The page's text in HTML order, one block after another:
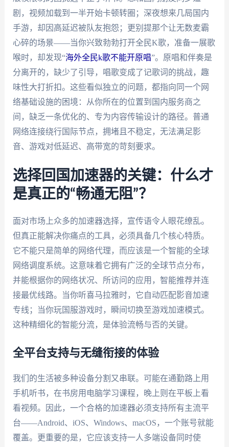
剧，视频加载到一半开始卡顿转圈；深夜想来几局国内
手游，却因高延迟被队友抱怨；更别提那个让无数麦霸
心碎的场景——当你兴致勃勃打开全民K歌，准备一展歌
喉时，却发现“海外全民k歌不能开原唱”。原唱和伴奏是
分离开的，缺少了引导，唱歌变成了记歌词的挑战，趣
味性大打折扣。这些看似独立的问题，都指向同一个网
络基础设施的困境：从你所在的位置到国内服务商之
间，缺乏一条优化的、专为内容传输设计的路径。普通
网络连接绕行国际节点，拥堵且不稳定，无法满足影
音、游戏对低延迟、高带宽的苛刻要求。
选择回国加速器的关键：什么才
是真正的“畅通无阻”？
面对市场上众多的加速器选择，宣传语令人眼花缭乱。
但真正能解决你痛点的工具，必须具备几个核心特质。
它不能只是简单的网络代理，而应该是一个智能的全球
网络调度系统。这意味着它拥有广泛的全球节点分布，
并能根据你的网络状况、所访问的应用，智能推荐并连
接最优线路。当你听喜马拉雅时，它自动匹配影音加速
专线；当你玩国服游戏时，瞬间切换至游戏加速模式。
这种精细化的智能分流，是体验流畅与否的关键。
全平台支持与无缝衔接的体验
我们的生活被多种设备分割又串联。可能在通勤路上用
手机听书，在书房用电脑学习课程，晚上则在平板上看
看视频。因此，一个合格的加速器必须支持所有主流平
台——Android、iOS、Windows、macOS，一个账号就能
覆盖。更重要的是，它应该支持一人多端设备同时使